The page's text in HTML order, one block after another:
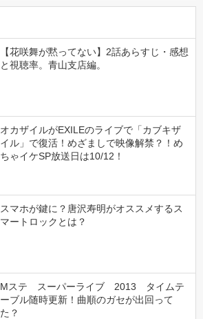
【花咲舞が黙ってない】2話あらすじ・感想
と視聴率。青山支店編。
オカザイルがEXILEのライブで「カブキザ
イル」で復活！めざましで映像解禁？！め
ちゃイケSP放送日は10/12！
スマホが鍵に？唐沢寿明がオススメするス
マートロックとは？
Mステ スーパーライブ 2013 タイムテ
ーブル随時更新！曲順のガセが出回って
た？